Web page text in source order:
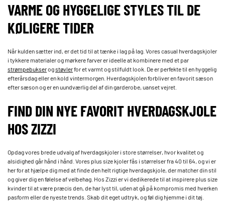
VARME OG HYGGELIGE STYLES TIL DE
KØLIGERE TIDER
Når kulden sætter ind, er det tid til at tænke i lag på lag. Vores casual hverdagskjoler
i tykkere materialer og mørkere farver er ideelle at kombinere med et par
strømpebukserogstøvlerfor et varmt og stilfuldt look. De er perfekte til en hyggelig
efterårsdag eller en kold vintermorgen. Hverdagskjolen forbliver en favorit sæson
efter sæson og er en uundværlig del af din garderobe, uanset vejret.
FIND DIN NYE FAVORIT HVERDAGSKJOLE
HOS ZIZZI
Opdag vores brede udvalg af hverdagskjoler i store størrelser, hvor kvalitet og
alsidighed går hånd i hånd. Vores plus size kjoler fås i størrelser fra 40 til 64, og vi er
her for at hjælpe dig med at finde den helt rigtige hverdagskjole, der matcher din stil
og giver dig en følelse af velbehag. Hos Zizzi er vi dedikerede til at inspirere plus size
kvinder til at være præcis den, de har lyst til, uden at gå på kompromis med hverken
pasform eller de nyeste trends. Skab dit eget udtryk, og føl dig hjemme i dit tøj.